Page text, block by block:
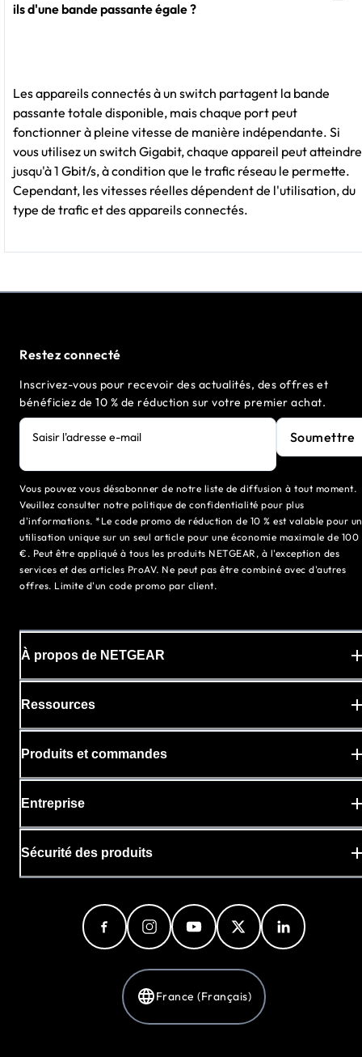
ils d'une bande passante égale ?
Les appareils connectés à un switch partagent la bande
passante totale disponible, mais chaque port peut
fonctionner à pleine vitesse de manière indépendante. Si
vous utilisez un switch Gigabit, chaque appareil peut atteindre
jusqu'à 1 Gbit/s, à condition que le trafic réseau le permette.
Cependant, les vitesses réelles dépendent de l'utilisation, du
type de trafic et des appareils connectés.
Restez connecté
Inscrivez-vous pour recevoir des actualités, des offres et
bénéficiez de 10 % de réduction sur votre premier achat.
Saisir l'adresse e-mail Soumettre
Vous pouvez vous désabonner de notre liste de diffusion à tout moment.
Veuillez consulter notre politique de confidentialité pour plus
d'informations. *Le code promo de réduction de 10 % est valable pour
utilisation unique sur un seul article pour une économie maximale de 100
€. Peut être appliqué à tous les produits NETGEAR, à l'exception des
services et des articles ProAV. Ne peut pas être combiné avec d'autres
offres. Limite d'un code promo par client.
À propos de NETGEAR
Ressources
Produits et commandes
Entreprise
Sécurité des produits
France (Français)